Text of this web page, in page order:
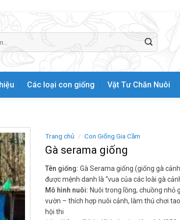
Các loại con giống Vật Tư Chăn Nuôi
Trang chủ / Con Giống Gia Cầm
Gà serama giống
Tên giống: Gà Serama giống (giống gà
được mệnh danh là “vua của các loài gà
Mô hình nuôi: Nuôi trong lồng, chuồng nhỏ
vườn – thích hợp nuôi cảnh, làm thú chơi
hội thi